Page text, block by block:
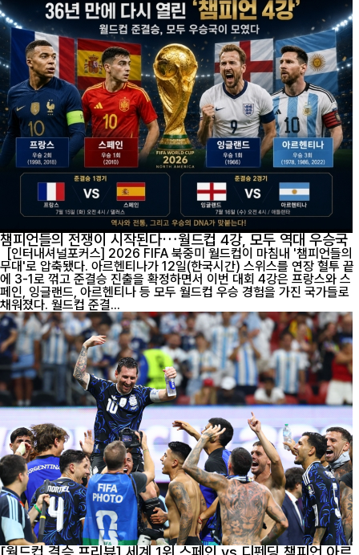
챔피언들의 전쟁이 시작된다…월드컵 4강, 모두 역대 우승국
[인터내셔널포커스] 2026 FIFA 북중미 월드컵이 마침내 '챔피언들의
무대'로 압축됐다. 아르헨티나가 12일(한국시간) 스위스를 연장 혈투 끝
에 3-1로 꺾고 준결승 진출을 확정하면서 이번 대회 4강은 프랑스와 스
페인, 잉글랜드, 아르헨티나 등 모두 월드컵 우승 경험을 가진 국가들로
채워졌다. 월드컵 준결...